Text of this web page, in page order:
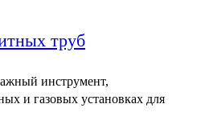
труб
инструмент,
и газовых установках для